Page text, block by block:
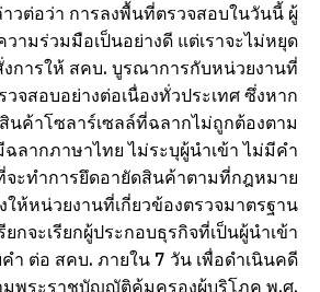
วต่อว่า การลงพื้นที่ตรวจสอบในวันนี้ ผู้
ามร่วมมือเป็นอย่างดี แต่เราจะไม่หยุด
งการให้ สคบ. บูรณาการกับหน่วยงานที่
วจสอบอย่างต่อเนื่องทั่วประเทศ ซึ่งหาก
นค้าโซลาร์เซลล์ที่ฉลากไม่ถูกต้องตาม
ลากภาษาไทย ไม่ระบุผู้นำเข้า ไม่มีคำ
จะทำการยึดอายัดสินค้าตามที่กฎหมาย
ห้หน่วยงานที่เกี่ยวข้องตรวจมาตรฐาน
ยกจะเรียกผู้ประกอบธุรกิจที่เป็นผู้นำเข้า
ำ ต่อ สคบ. ภายใน 7 วัน เพื่อดำเนินคดี